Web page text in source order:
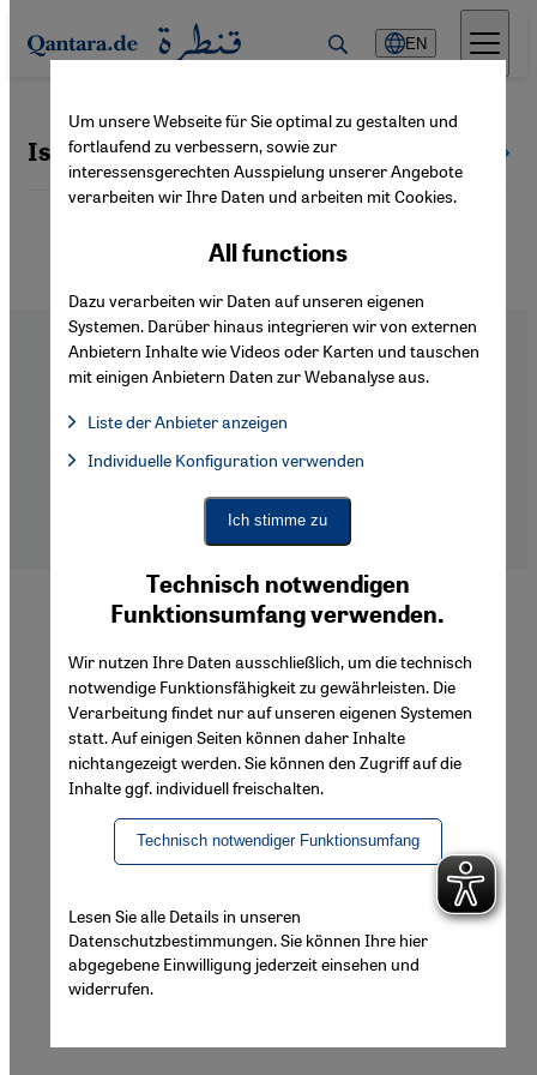
Direkt zum Inhalt springen
EN
Islamic-Jewish dialogue
FooterAbout Us
Imprint
Declaration of Accessibility
Um unsere Webseite für Sie optimal zu gestalten und
fortlaufend zu verbessern, sowie zur
interessensgerechten Ausspielung unserer Angebote
verarbeiten wir Ihre Daten und arbeiten mit Cookies.
Technisch notwendigen
Funktionsumfang verwenden.
Wir nutzen Ihre Daten ausschließlich, um die technisch
notwendige Funktionsfähigkeit zu gewährleisten. Die
Verarbeitung findet nur auf unseren eigenen Systemen
statt. Auf einigen Seiten können daher Inhalte
nichtangezeigt werden. Sie können den Zugriff auf die
Inhalte ggf. individuell freischalten.
Technisch notwendiger Funktionsumfang
All functions
Dazu verarbeiten wir Daten auf unseren eigenen
Systemen. Darüber hinaus integrieren wir von externen
Anbietern Inhalte wie Videos oder Karten und tauschen
mit einigen Anbietern Daten zur Webanalyse aus.
Liste der Anbieter anzeigen
Facebook Embed / Facebook Connect, Google Maps Embed,
Facebook Embed / Facebook Connect
Google Maps Embed
Individuelle Konfiguration verwenden
Ich stimme zu
Lesen Sie alle Details in unseren
Datenschutzbestimmungen. Sie können Ihre hier
abgegebene Einwilligung jederzeit einsehen und
widerrufen.